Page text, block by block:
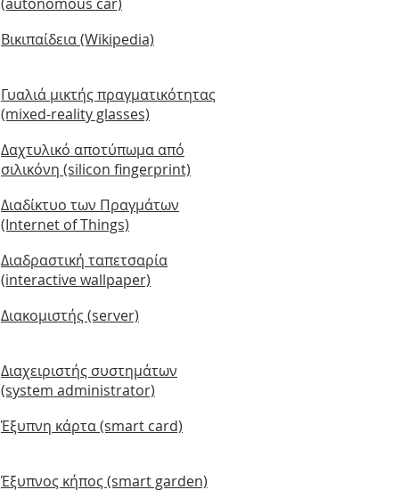
Βικιπαίδεια (Wikipedia)
Γυαλιά μικτής πραγματικότητας
(mixed-reality glasses)
Δαχτυλικό αποτύπωμα από
σιλικόνη (silicon fingerprint)
Διαδίκτυο των Πραγμάτων
(Internet of Things)
Διαδραστική ταπετσαρία
(interactive wallpaper)
Διακομιστής (server)
Διαχειριστής συστημάτων
(system administrator)
Έξυπνη κάρτα (smart card)
Έξυπνος κήπος (smart garden)